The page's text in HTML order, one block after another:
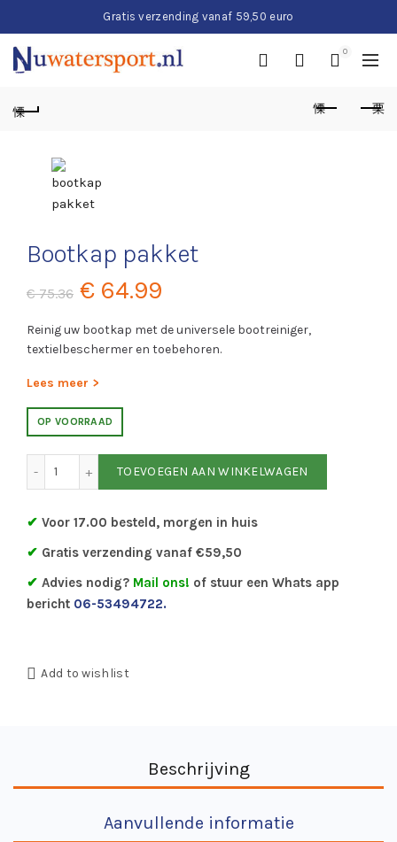
Gratis verzending vanaf 59,50 euro
0
Bootkap pakket
€75.36 Oorspronkelijke
prijs
€ 75.36.
€ 64.99
prijs
Reinig uw bootkap met de universele bootreiniger,
textielbeschermer en toebehoren.
Lees meer >
OP VOORRAAD
TOEVOEGEN AAN WINKELWAGEN
✔ Voor 17.00 besteld, morgen in huis
✔ Gratis verzending vanaf €59,50
✔ Advies nodig? Mail ons! of stuur een Whats app
bericht 06-53494722.
Add to wishlist
Beschrijving
Aanvullende informatie